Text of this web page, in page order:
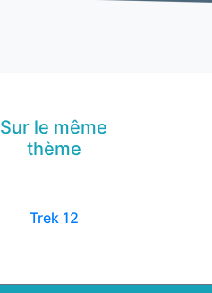
Sur le même
thème
Trek 12